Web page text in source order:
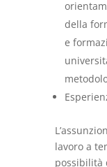
della
e
lavoro a
possibilità